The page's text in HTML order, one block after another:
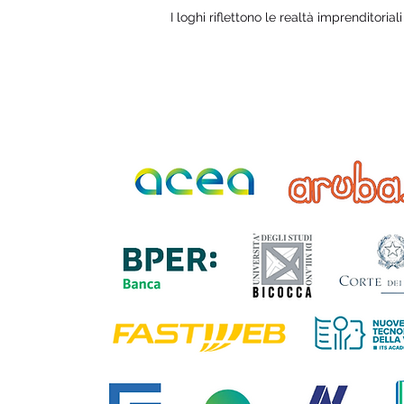
I loghi riflettono le realtà